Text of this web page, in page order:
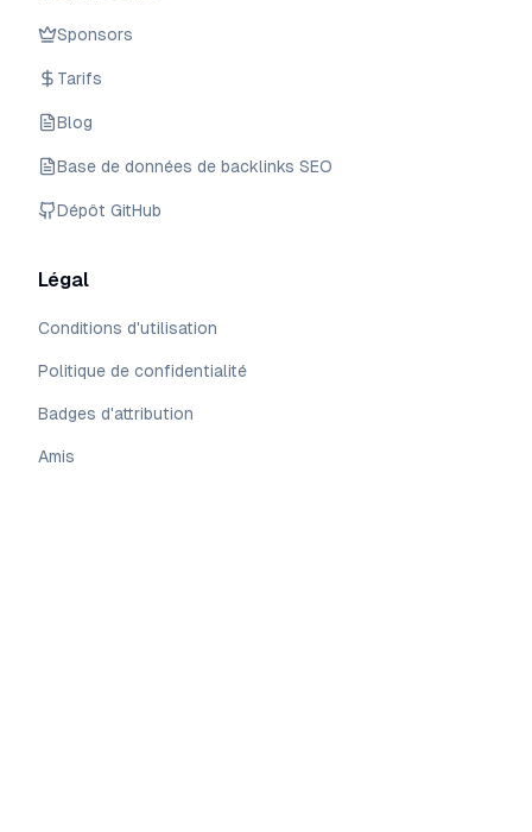
Sponsors
Tarifs
Blog
Base de données de backlinks SEO
Dépôt GitHub
Légal
Conditions d'utilisation
Politique de confidentialité
Badges d'attribution
Amis